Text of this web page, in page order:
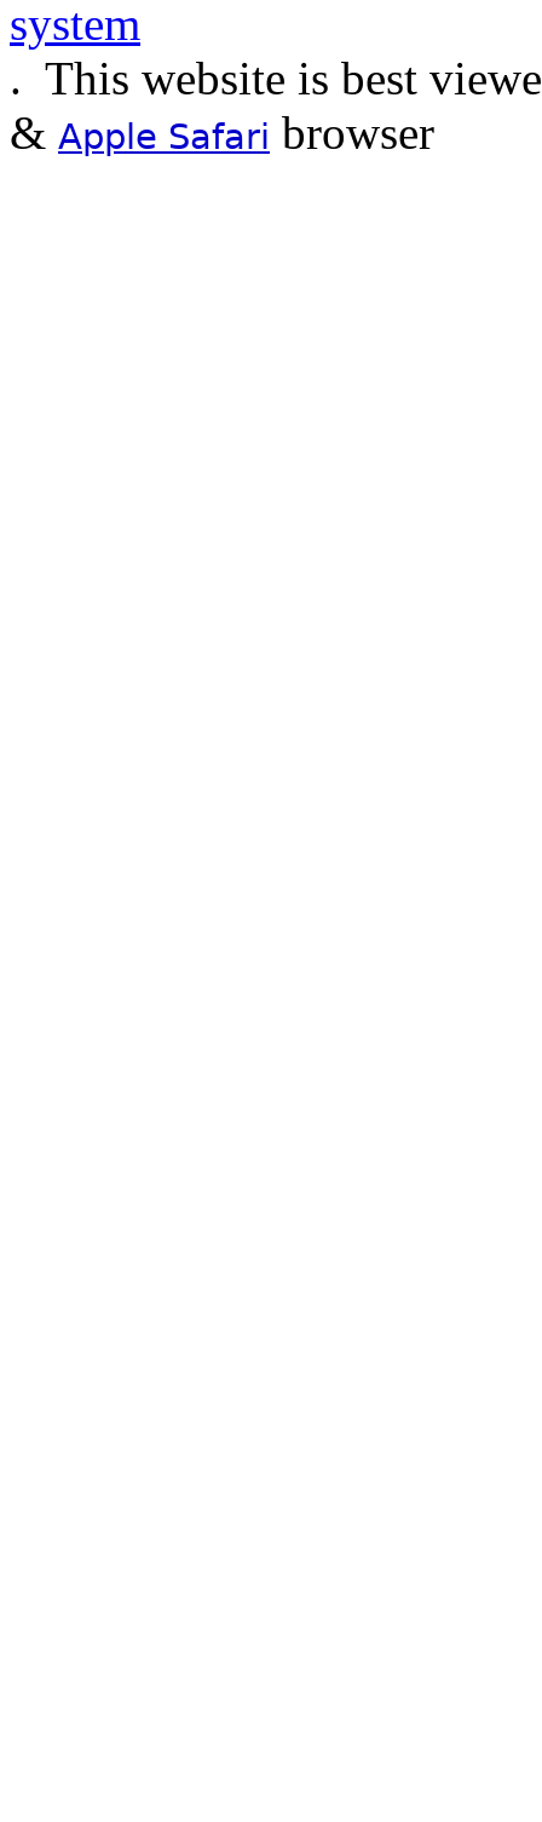
. This website is best
& Apple Safari browser